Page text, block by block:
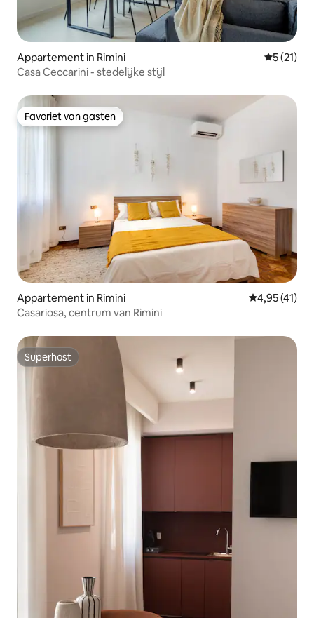
Appartement in Rimini
5 (21)
Casa Ceccarini - stedelijke stijl
Favoriet van gasten
Favoriet van gasten
Appartement in Rimini Gemiddelde
4,95 (41)
Casariosa, centrum van Rimini
Superhost
Superhost